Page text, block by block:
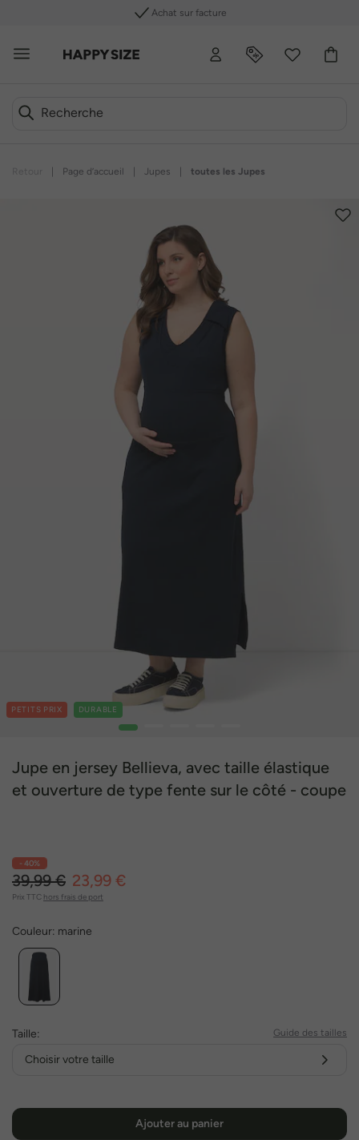
Achat sur facture
Page d’accueil Jupes toutes les Jupes
PETITS PRIX DURABLE
1
Jupe en jersey Bellieva, avec taille élastique
et ouverture de type fente sur le côté - coupe
- 40%
39,99 € 23,99 €
Prix TTC hors frais de port
Couleur: marine
Taille: Guide des tailles
Choisir votre taille
Ajouter au panier